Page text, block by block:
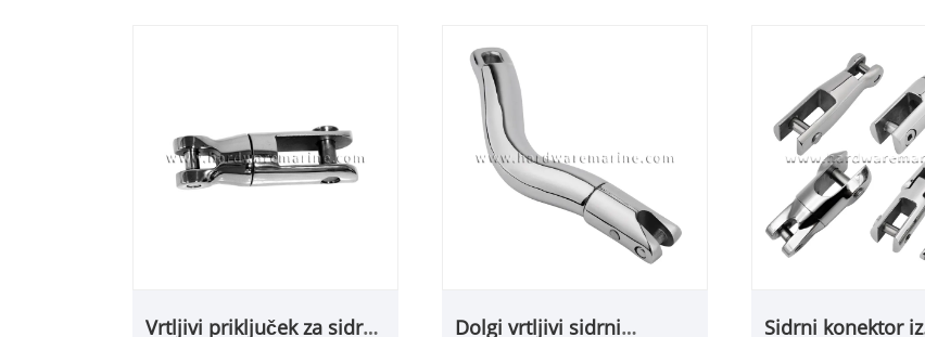
Vrtljivi priključek za sidro
Dolgi vrtljivi sidrni
Sidrni konektor iz